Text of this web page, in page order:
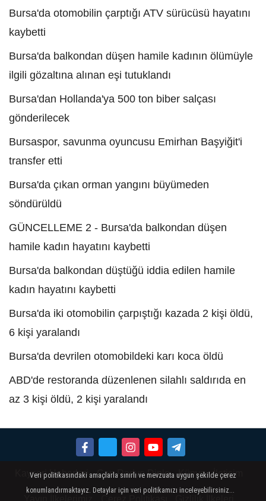
Bursa'da otomobilin çarptığı ATV sürücüsü hayatını
kaybetti
Bursa'da balkondan düşen hamile kadının ölümüyle
ilgili gözaltına alınan eşi tutuklandı
Bursa'dan Hollanda'ya 500 ton biber salçası
gönderilecek
Bursaspor, savunma oyuncusu Emirhan Başyiğit'i
transfer etti
Bursa'da çıkan orman yangını büyümeden
söndürüldü
GÜNCELLEME 2 - Bursa'da balkondan düşen
hamile kadın hayatını kaybetti
Bursa'da balkondan düştüğü iddia edilen hamile
kadın hayatını kaybetti
Bursa'da iki otomobilin çarpıştığı kazada 2 kişi öldü,
6 kişi yaralandı
Bursa'da devrilen otomobildeki karı koca öldü
ABD'de restoranda düzenlenen silahlı saldırıda en
az 3 kişi öldü, 2 kişi yaralandı
Kayseri Haberleri Can Radyo Dinle Künye İletişim
Veri politikasındaki amaçlarla sınırlı ve mevzuata uygun şekilde çerez
konumlandırmaktayız. Detaylar için veri politikamızı inceleyebilirsiniz...